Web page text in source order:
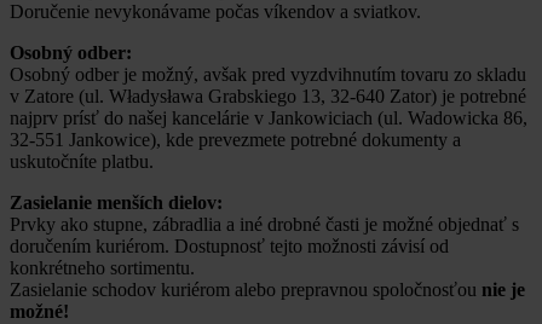
Doručenie nevykonávame počas víkendov a sviatkov.
Osobný odber:
Osobný odber je možný, avšak pred vyzdvihnutím tovaru zo skladu
v Zatore (ul. Władysława Grabskiego 13, 32-640 Zator) je potrebné
najprv prísť do našej kancelárie v Jankowiciach (ul. Wadowicka 86,
32-551 Jankowice), kde prevezmete potrebné dokumenty a
uskutočníte platbu.
Zasielanie menších dielov:
Prvky ako stupne, zábradlia a iné drobné časti je možné objednať s
doručením kuriérom. Dostupnosť tejto možnosti závisí od
konkrétneho sortimentu.
Zasielanie schodov kuriérom alebo prepravnou spoločnosťou nie je
možné!